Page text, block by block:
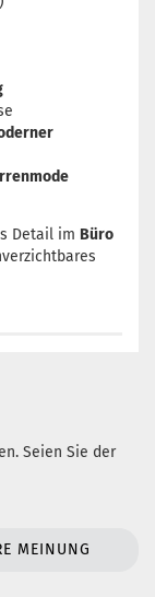
Detail im Büro
Seien Sie der
MEINUNG